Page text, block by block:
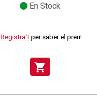
En Stock
Registra't per saber el preu!
shopping_cart